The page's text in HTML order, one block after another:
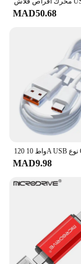
MAD50.68
MAD9.98